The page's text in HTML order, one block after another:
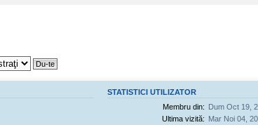
STATISTICI UTILIZATOR
Membru din: Dum Oct 19,
Ultima vizită: Mar Noi 04,